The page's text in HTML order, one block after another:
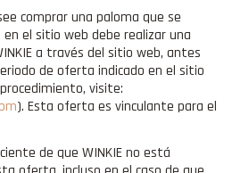
comprar una paloma que se
el sitio web debe realizar una
a través del sitio web, antes
de oferta indicado en el sitio
visite:
). Esta oferta es vinculante para el
de que WINKIE no está